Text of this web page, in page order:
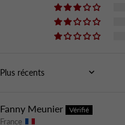
Sort by
Fanny Meunier
France